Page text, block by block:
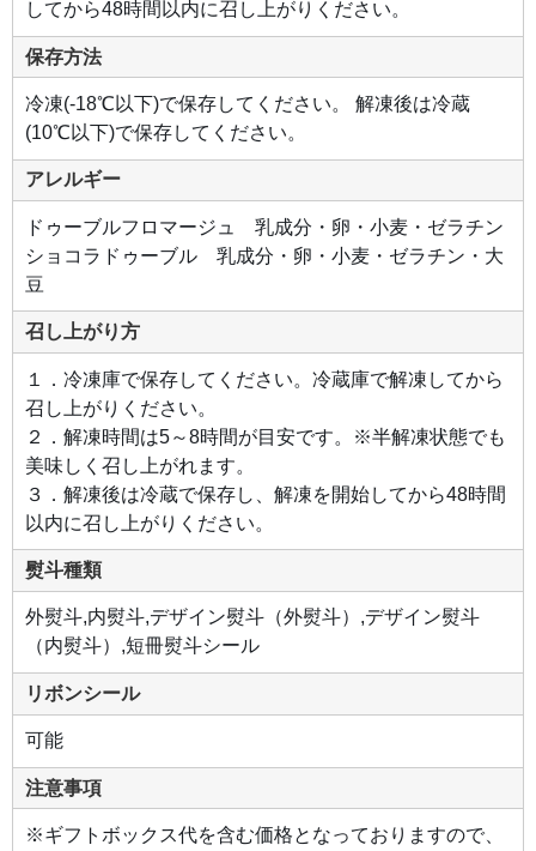
してから48時間以内に召し上がりください。
保存方法
冷凍(-18℃以下)で保存してください。 解凍後は冷蔵
(10℃以下)で保存してください。
アレルギー
ドゥーブルフロマージュ 乳成分・卵・小麦・ゼラチン
ショコラドゥーブル 乳成分・卵・小麦・ゼラチン・大
豆
召し上がり方
１．冷凍庫で保存してください。冷蔵庫で解凍してから
召し上がりください。
２．解凍時間は5～8時間が目安です。※半解凍状態でも
美味しく召し上がれます。
３．解凍後は冷蔵で保存し、解凍を開始してから48時間
以内に召し上がりください。
熨斗種類
外熨斗,内熨斗,デザイン熨斗（外熨斗）,デザイン熨斗
（内熨斗）,短冊熨斗シール
リボンシール
可能
注意事項
※ギフトボックス代を含む価格となっておりますので、